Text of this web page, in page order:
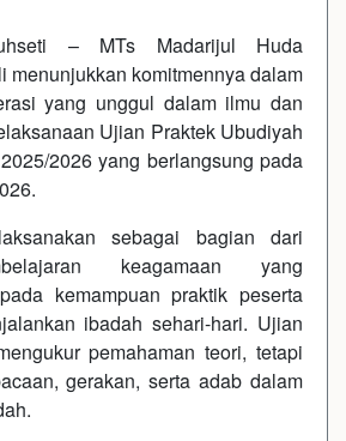
– MTs Madarijul Huda
menunjukkan komitmennya dalam
yang unggul dalam ilmu dan
Ujian Praktek Ubudiyah
2026 yang berlangsung pada
sebagai bagian dari
keagamaan yang
kemampuan praktik peserta
ibadah sehari-hari. Ujian
pemahaman teori, tetapi
gerakan, serta adab dalam